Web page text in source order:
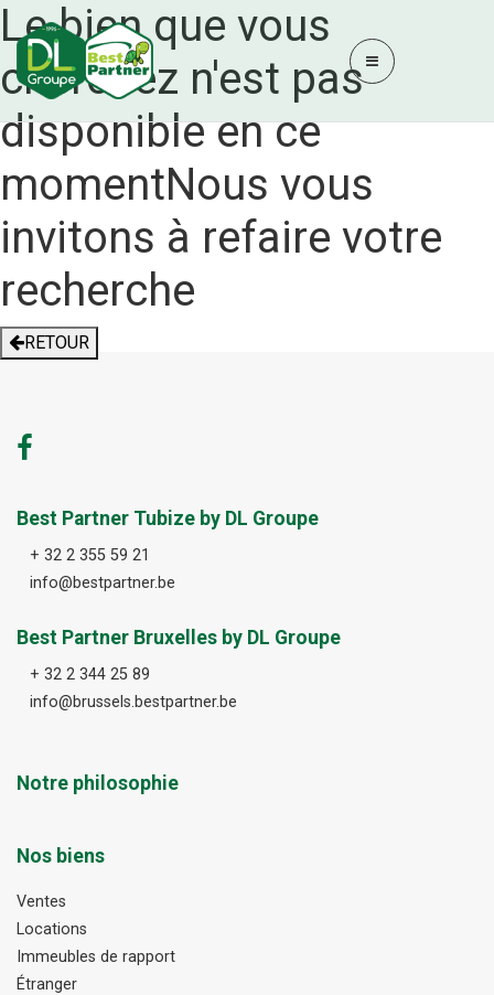
Le bien que vous
cherchez n'est pas
disponible en ce
momentNous vous
invitons à refaire votre
recherche
RETOUR
Best Partner Tubize by DL Groupe
+ 32 2 355 59 21
info@bestpartner.be
Best Partner Bruxelles by DL Groupe
+ 32 2 344 25 89
info@brussels.bestpartner.be
Notre philosophie
Nos biens
Ventes
Locations
Immeubles de rapport
Étranger